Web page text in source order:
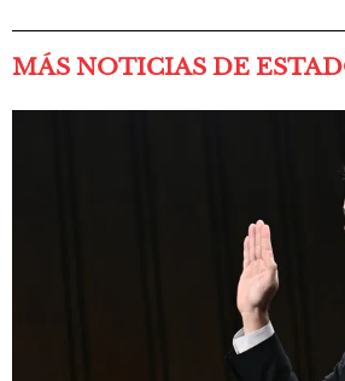
MÁS NOTICIAS DE